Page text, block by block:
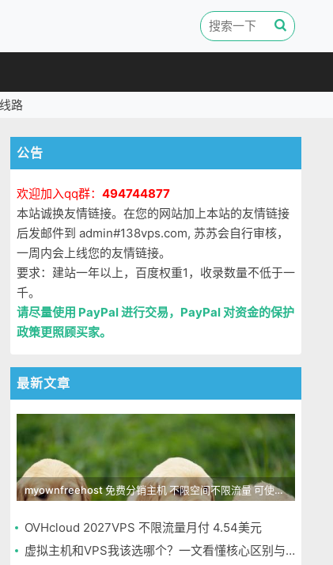
路
公告
欢迎加入qq群： 494744877
本站诚换友情链接。在您的网站加上本站的友情链接
后发邮件到 admin#138vps.com, 苏苏会自行审核，
一周内会上线您的友情链接。
要求：建站一年以上，百度权重1，收录数量不低于一
千。
请尽量使用 PayPal 进行交易，PayPal 对资金的保护
政策更照顾买家。
最新文章
myownfreehost 免费分销主机 不限空间不限流量 可使用免费域名申请
OVHcloud 2027VPS 不限流量月付 4.54美元
虚拟主机和VPS我该选哪个？一文看懂核心区别与选择指南